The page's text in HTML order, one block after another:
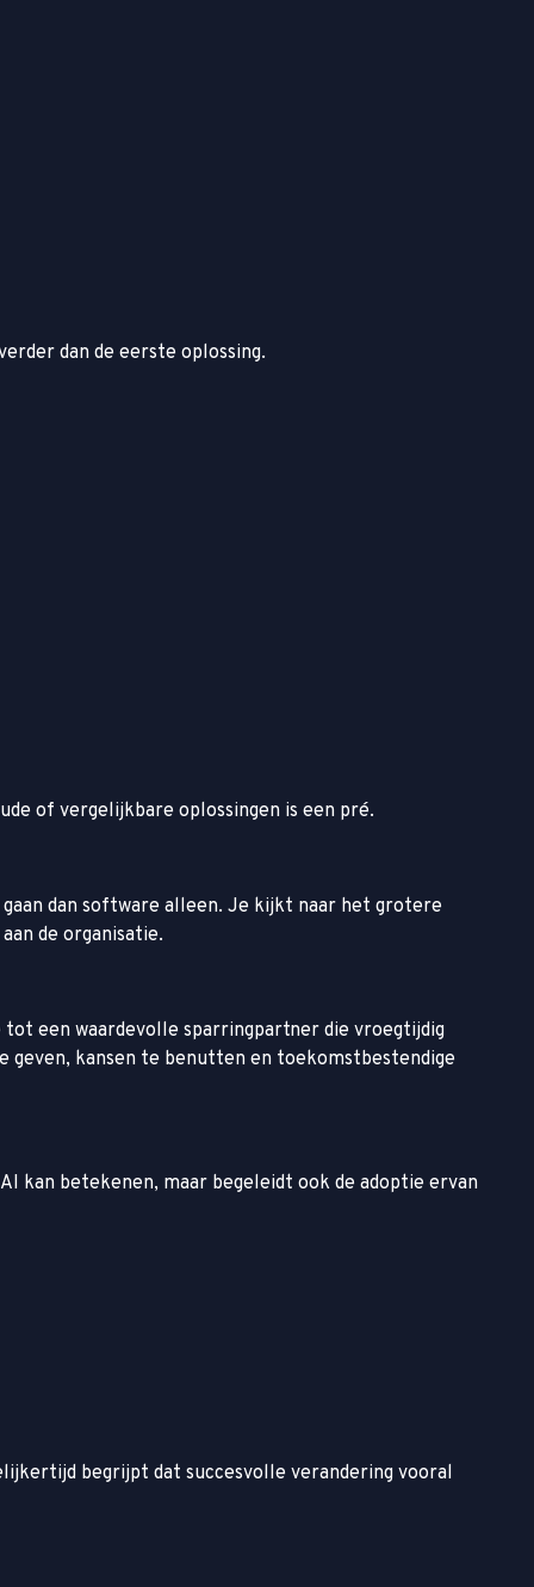
dan de eerste oplossing.
of vergelijkbare oplossingen is een pré.
dan software alleen. Je kijkt naar het grotere
de organisatie.
een waardevolle sparringpartner die vroegtijdig
kansen te benutten en toekomstbestendige
kan betekenen, maar begeleidt ook de adoptie ervan
begrijpt dat succesvolle verandering vooral